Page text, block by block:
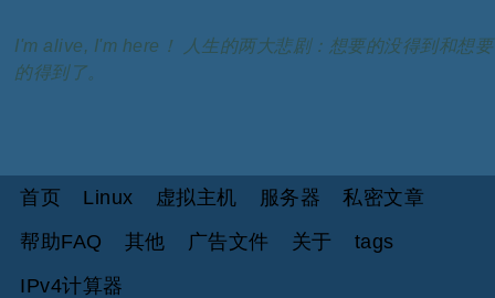
I'm alive, I'm here！ 人生的两大悲剧：想要的没得到和想要
的得到了。
首页 Linux 虚拟主机 服务器
私密文章
帮助FAQ
其他 广告文件 关于
tags
IPv4计算器